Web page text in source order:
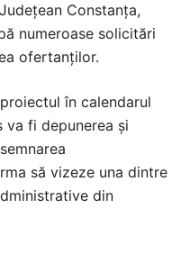
Constanța,
numeroase solicitări
ofertanților.
în calendarul
va fi depunerea și
să vizeze una dintre
din